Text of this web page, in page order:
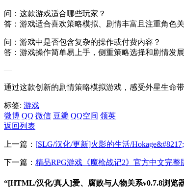
问：这款游戏适合哪些玩家？
答：游戏适合喜欢策略模拟、剧情丰富且注重角色
问：游戏中是否包含复杂的操作或付费内容？
答：游戏操作简单易上手，侧重策略选择和剧情发
—
通过这款创新的剧情策略模拟游戏，感受外星生命
标签: 游戏
微博 QQ 微信 豆瓣 QQ空间 领英
返回列表
上一篇： [SLG/汉化/更新]火影的生活/
下一篇： 精品RPG游戏《魔枪战记2》官方中文完整
“[HTML/汉化/真人]爱、腐败与人物关系v0.7.8浏览